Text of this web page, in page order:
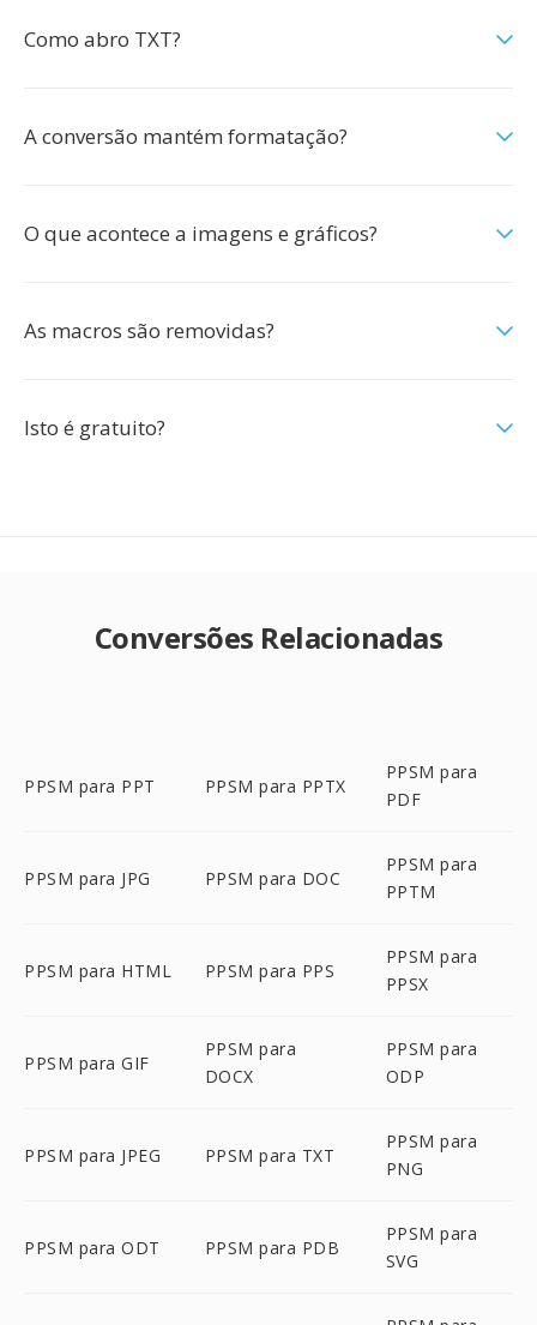
Como abro TXT?
A conversão mantém formatação?
O que acontece a imagens e gráficos?
As macros são removidas?
Isto é gratuito?
Conversões Relacionadas
PPSM para PPT PPSM para PPTX
PPSM para
PDF
PPSM para JPG PPSM para DOC
PPSM para
PPTM
PPSM para HTML PPSM para PPS
PPSM para
PPSX
PPSM para GIF
PPSM para
DOCX
PPSM para
ODP
PPSM para JPEG PPSM para TXT
PPSM para
PNG
PPSM para ODT PPSM para PDB
PPSM para
SVG